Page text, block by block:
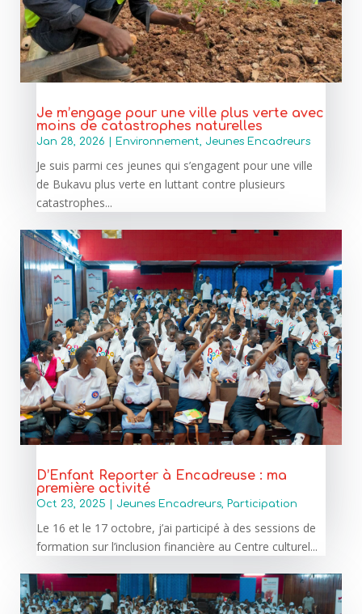
Je m’engage pour une ville plus verte avec
moins de catastrophes naturelles
Jan 28, 2026 Environnement, Jeunes Encadreurs
Je suis parmi ces jeunes qui s’engagent pour une ville
de Bukavu plus verte en luttant contre plusieurs
catastrophes...
D’Enfant Reporter à Encadreuse : ma
première activité
Oct 23, 2025 | Jeunes Encadreurs, Participation
Le 16 et le 17 octobre, j’ai participé à des sessions de
formation sur l’inclusion financière au Centre culturel...